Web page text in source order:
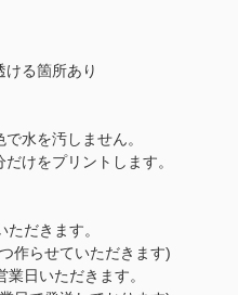
る箇所あり
水を汚しません。
けをプリントします。
だきます。
らせていただきます)
日いただきます。